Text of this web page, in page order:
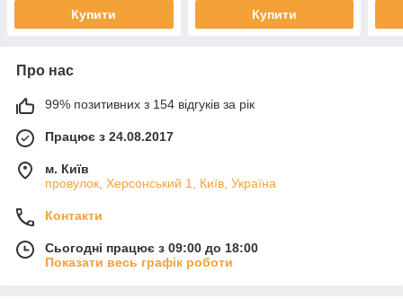
Купити Купити
Про нас
99% позитивних з 154 відгуків за рік
Працює з 24.08.2017
м. Київ
провулок, Херсонський 1, Київ, Україна
Контакти
Сьогодні працює з 09:00 до 18:00
Показати весь графік роботи